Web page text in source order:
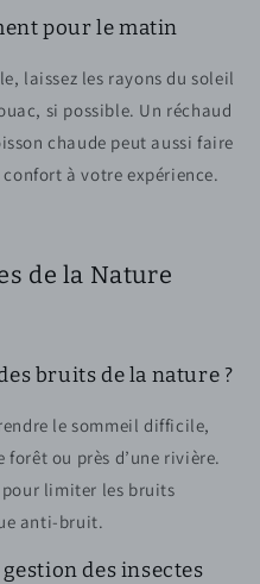
pour le matin
laissez les rayons du soleil
si possible. Un réchaud
chaude peut aussi faire
à votre expérience.
de la Nature
bruits de la nature ?
le sommeil difficile,
ou près d’une rivière.
pour limiter les bruits
anti-bruit.
des insectes